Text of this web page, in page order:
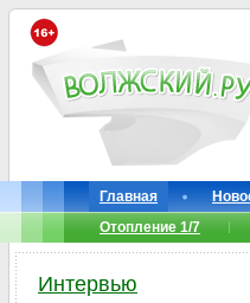
Главная
Отопление 1/7
Интервью